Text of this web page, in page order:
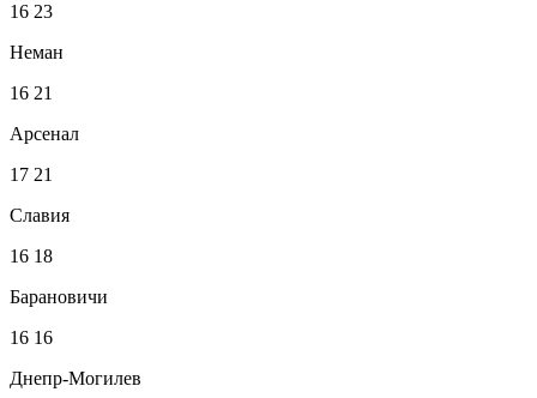
16 23
Неман
16 21
Арсенал
17 21
Славия
16 18
Барановичи
16 16
Днепр-Могилев